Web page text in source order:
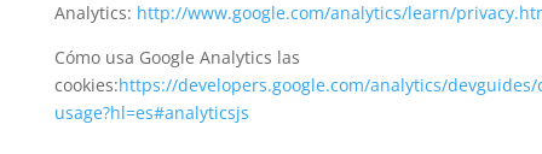
Analytics: http://www.google.com/analytics/learn/
Cómo usa Google Analytics las
cookies:https://developers.google.com/analytics/
usage?hl=es#analyticsjs